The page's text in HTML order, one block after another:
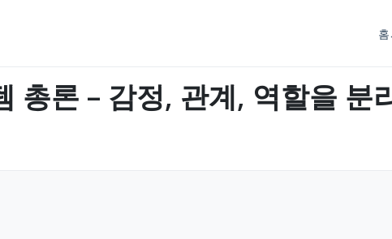
홈
총론 – 감정, 관계, 역할을 분